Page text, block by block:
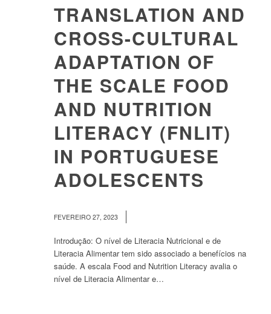
TRANSLATION AND
CROSS-CULTURAL
ADAPTATION OF
THE SCALE FOOD
AND NUTRITION
LITERACY (FNLIT)
IN PORTUGUESE
ADOLESCENTS
FEVEREIRO 27, 2023
Introdução: O nível de Literacia Nutricional e de
Literacia Alimentar tem sido associado a benefícios na
saúde. A escala Food and Nutrition Literacy avalia o
nível de Literacia Alimentar e…